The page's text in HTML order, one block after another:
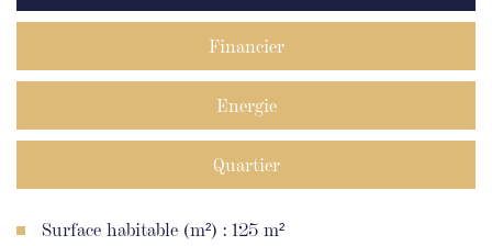
Financier
Energie
Quartier
Surface habitable (m²) : 125 m²